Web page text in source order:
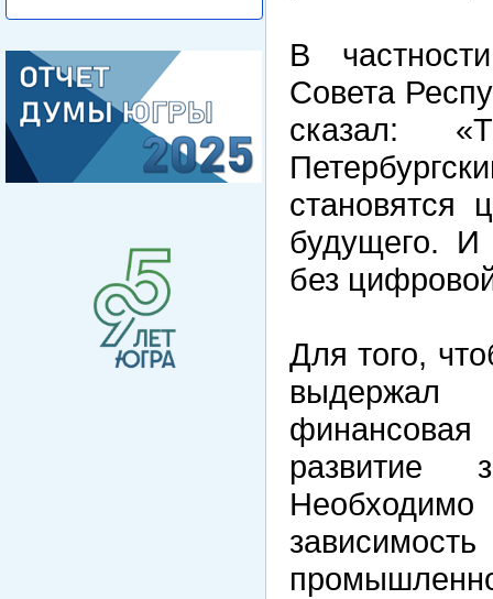
В
Совета
сказал:
становятся
будущего. И
без
Для того,
выдержал
финансовая
развитие